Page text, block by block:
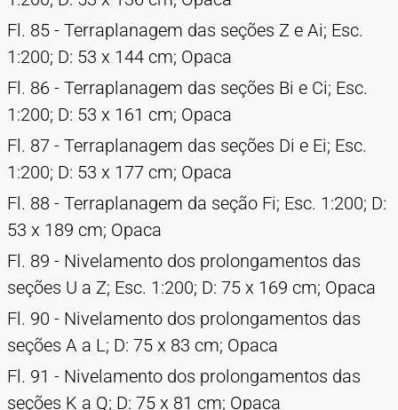
Fl. 85 - Terraplanagem das seções Z e Ai; Esc.
1:200; D: 53 x 144 cm; Opaca
Fl. 86 - Terraplanagem das seções Bi e Ci; Esc.
1:200; D: 53 x 161 cm; Opaca
Fl. 87 - Terraplanagem das seções Di e Ei; Esc.
1:200; D: 53 x 177 cm; Opaca
Fl. 88 - Terraplanagem da seção Fi; Esc. 1:200; D:
53 x 189 cm; Opaca
Fl. 89 - Nivelamento dos prolongamentos das
seções U a Z; Esc. 1:200; D: 75 x 169 cm; Opaca
Fl. 90 - Nivelamento dos prolongamentos das
seções A a L; D: 75 x 83 cm; Opaca
Fl. 91 - Nivelamento dos prolongamentos das
seções K a Q; D: 75 x 81 cm; Opaca